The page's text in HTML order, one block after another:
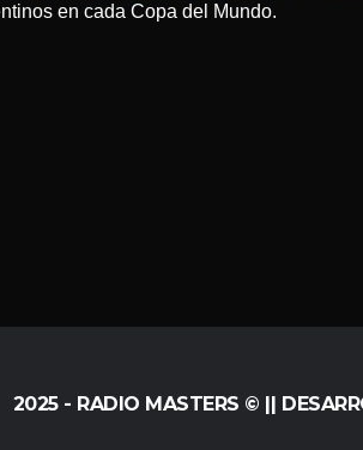
en cada Copa del Mundo.
2025 - RADIO MASTERS © ||